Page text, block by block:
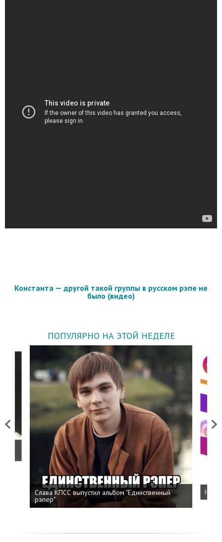
Константа — другой такой группы в русском рэпе не
было (видео)
ПОПУЛЯРНО НА ЭТОЙ НЕДЕЛЕ
Previous
Слава КПСС выпустил альбом "Единственный
рэпер"
Next